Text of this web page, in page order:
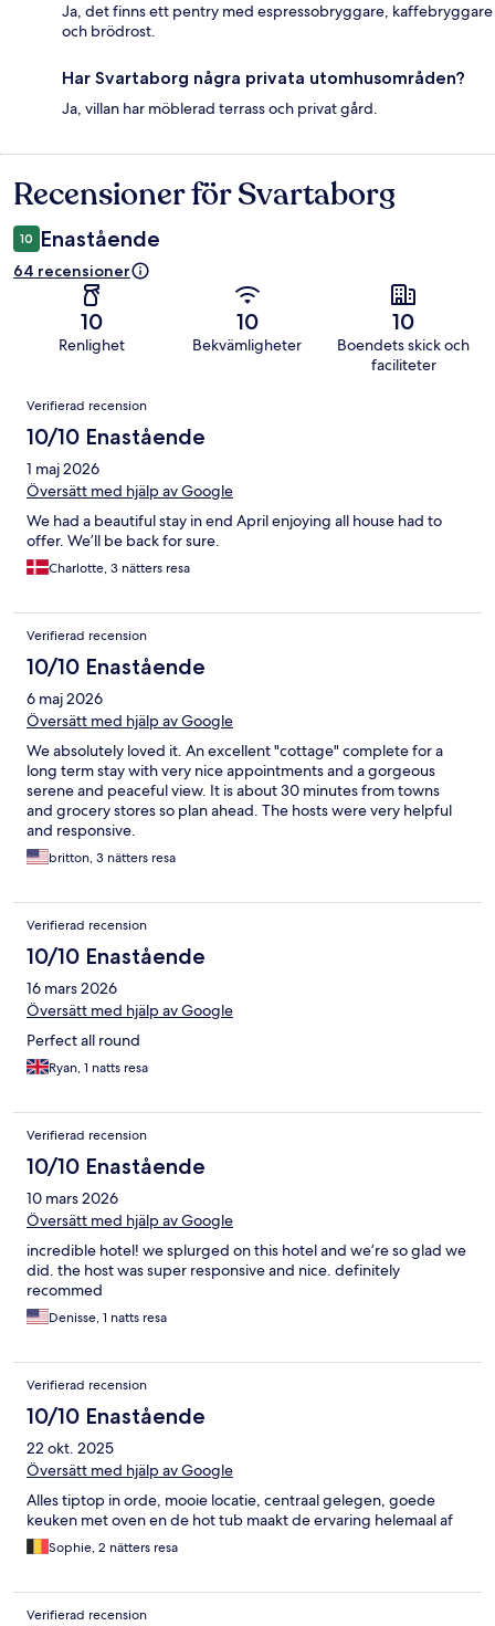
Ja, det finns ett pentry med espressobryggare, kaffebryggare
och brödrost.
Har Svartaborg några privata utomhusområden?
Ja, villan har möblerad terrass och privat gård.
Recensioner
Recensioner för Svartaborg
10 Enastående
64 recensioner
10
Renlighet
10
Bekvämligheter
10
Boendets skick och
faciliteter
Recensioner
Verifierad recension
10/10 Enastående
1 maj 2026
Översätt med hjälp av Google
We had a beautiful stay in end April enjoying all house had to
offer. We’ll be back for sure.
Charlotte, 3 nätters resa
Verifierad recension
10/10 Enastående
6 maj 2026
Översätt med hjälp av Google
We absolutely loved it. An excellent "cottage" complete for a
long term stay with very nice appointments and a gorgeous
serene and peaceful view. It is about 30 minutes from towns
and grocery stores so plan ahead. The hosts were very helpful
and responsive.
britton, 3 nätters resa
Verifierad recension
10/10 Enastående
16 mars 2026
Översätt med hjälp av Google
Perfect all round
Ryan, 1 natts resa
Verifierad recension
10/10 Enastående
10 mars 2026
Översätt med hjälp av Google
incredible hotel! we splurged on this hotel and we’re so glad we
did. the host was super responsive and nice. definitely
recommed
Denisse, 1 natts resa
Verifierad recension
10/10 Enastående
22 okt. 2025
Översätt med hjälp av Google
Alles tiptop in orde, mooie locatie, centraal gelegen, goede
keuken met oven en de hot tub maakt de ervaring helemaal af
Sophie, 2 nätters resa
Verifierad recension